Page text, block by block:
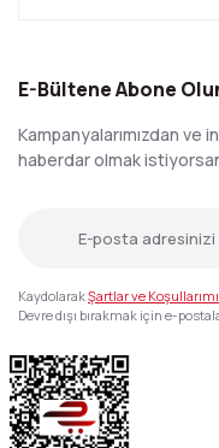
E-Bültene Abone
Kampanyalarımızdan ve
haberdar olmak
KaydolarakŞartlar ve
Devre dışı bırakmak için e-